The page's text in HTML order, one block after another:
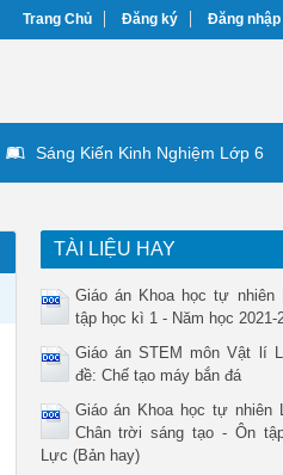
Trang Chủ Đăng ký Đăng nhập
Sáng Kiến Kinh Nghiệm Lớp 6
TÀI LIỆU HAY
Giáo án Khoa học tự
tập học kì 1 - Năm học 2021-
Giáo án STEM môn Vật lí
đề: Chế tạo máy bắn đá
Giáo án Khoa học tự nhiên
Chân trời sáng tạo - Ôn
Lực (Bản hay)